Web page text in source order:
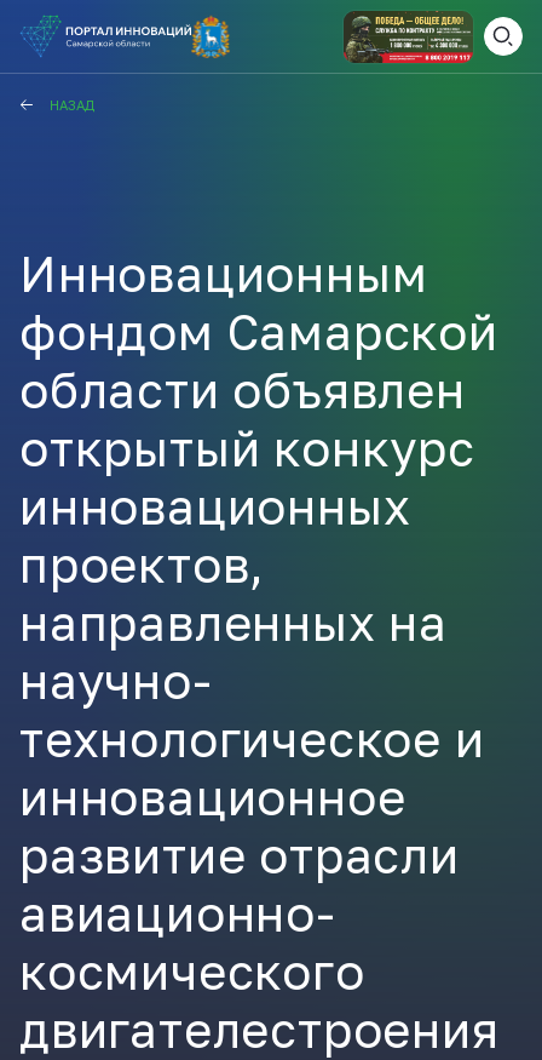
НАЗАД
Инновационным
фондом Самарской
области объявлен
открытый конкурс
инновационных
проектов,
направленных на
научно-
технологическое и
инновационное
развитие отрасли
авиационно-
космического
двигателестроения
Анонсы публикаций
ЗАКРЫТЬ
ВАМ СЮДА
ПОЛЕЗНЫЕ СТАТЬИ И
НОВОСТИ КАЖДЫЙ ДЕНЬ
ПОДПИСЫВАЙТЕСЬ
Телеграм
ВКонтакте